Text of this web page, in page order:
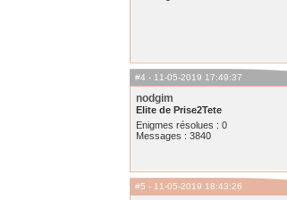
#4 - 11-05-2019 17:49:37
nodgim
Elite de Prise2Tete
Enigmes résolues : 0
Messages : 3840
#5 - 11-05-2019 18:43:26